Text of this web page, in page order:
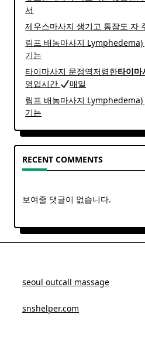
서
제우스마사지 생기고 통잠도 자
림프 배농마사지 Lymphedema)
기는
타이마사지 문정역저렴한타이마
영업시간
매일
림프 배농마사지 Lymphedema)
기는
RECENT COMMENTS
보여줄 댓글이 없습니다.
seoul outcall massage
snshelper.com